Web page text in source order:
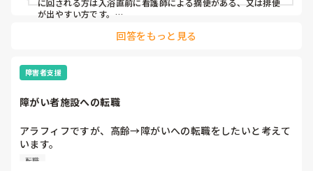
が出やすい方です。
が必要な方など。胃ろうの方は看護師がこの時間までには入浴
今のユニットでは毎週シフトとにらめっこして、職員の人数配
なので変更はほぼないです。たまに病院受診で前後します。
の速さの方を組み合わせたりしてます。順番も一番に入りたい
方がいるので、週によって一番と二番を入れ換えたりしてま
す。決め方は職員によってバラバラなので決まりはありませ
ん。
回答をもっと見る
障害者支援
障がい者施設への転職
アラフィフですが、高齢→障がいへの転職をしたいと考えて
います。
覚えも悪くなって来てきますが、経験者の方、どう思われま
転職